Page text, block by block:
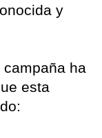
y
ha
esta